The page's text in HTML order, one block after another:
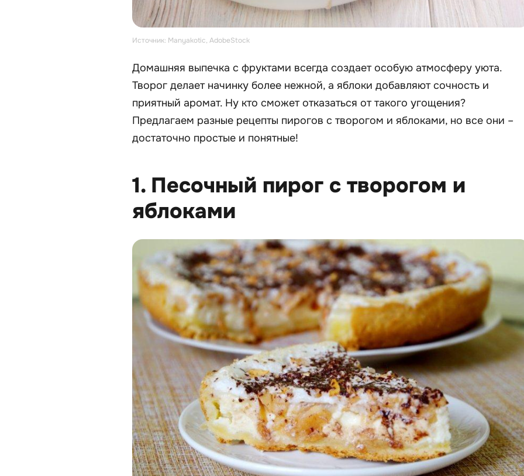
Источник: Manyakotic, AdobeStock
Домашняя выпечка с фруктами всегда создает особую атмосферу уюта.
Творог делает начинку более нежной, а яблоки добавляют сочность и
приятный аромат. Ну кто сможет отказаться от такого угощения?
Предлагаем разные рецепты пирогов с творогом и яблоками, но все они –
достаточно простые и понятные!
1. Песочный пирог с творогом и
яблоками